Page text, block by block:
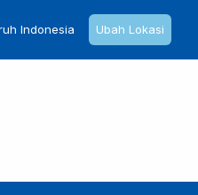
Indonesia Ubah Lokasi